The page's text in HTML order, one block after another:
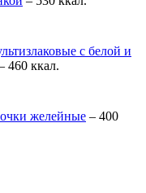
с белой и
460 ккал.
желейные – 400